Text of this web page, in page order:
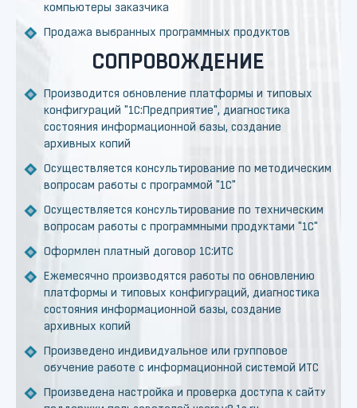
компьютеры заказчика
Продажа выбранных программных продуктов
СОПРОВОЖДЕНИЕ
Производится обновление платформы и типовых
конфигураций "1С:Предприятие", диагностика
состояния информационной базы, создание
архивных копий
Осуществляется консультирование по методическим
вопросам работы с программой "1С"
Осуществляется консультирование по техническим
вопросам работы с программными продуктами "1С"
Оформлен платный договор 1С:ИТС
Ежемесячно производятся работы по обновлению
платформы и типовых конфигураций, диагностика
состояния информационной базы, создание
архивных копий
Произведено индивидуальное или групповое
обучение работе с информационной системой ИТС
Произведена настройка и проверка доступа к сайту